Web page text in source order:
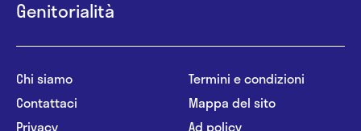
Genitorialità
Chi siamo
Contattaci
Privacy
Termini e condizioni
Mappa del sito
Ad policy